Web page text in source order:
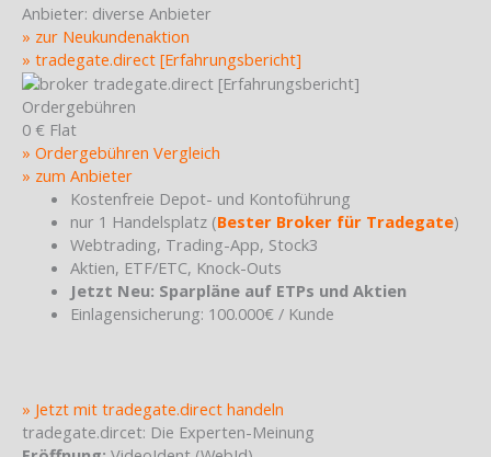
Anbieter: diverse Anbieter
» zur Neukundenaktion
» tradegate.direct [Erfahrungsbericht]
Ordergebühren
0 € Flat
» Ordergebühren Vergleich
» zum Anbieter
Kostenfreie Depot- und Kontoführung
nur 1 Handelsplatz (Bester Broker für Tradegate)
Webtrading, Trading-App, Stock3
Aktien, ETF/ETC, Knock-Outs
Jetzt Neu: Sparpläne auf ETPs und Aktien
Einlagensicherung: 100.000€ / Kunde
» Jetzt mit tradegate.direct handeln
tradegate.dircet: Die Experten-Meinung